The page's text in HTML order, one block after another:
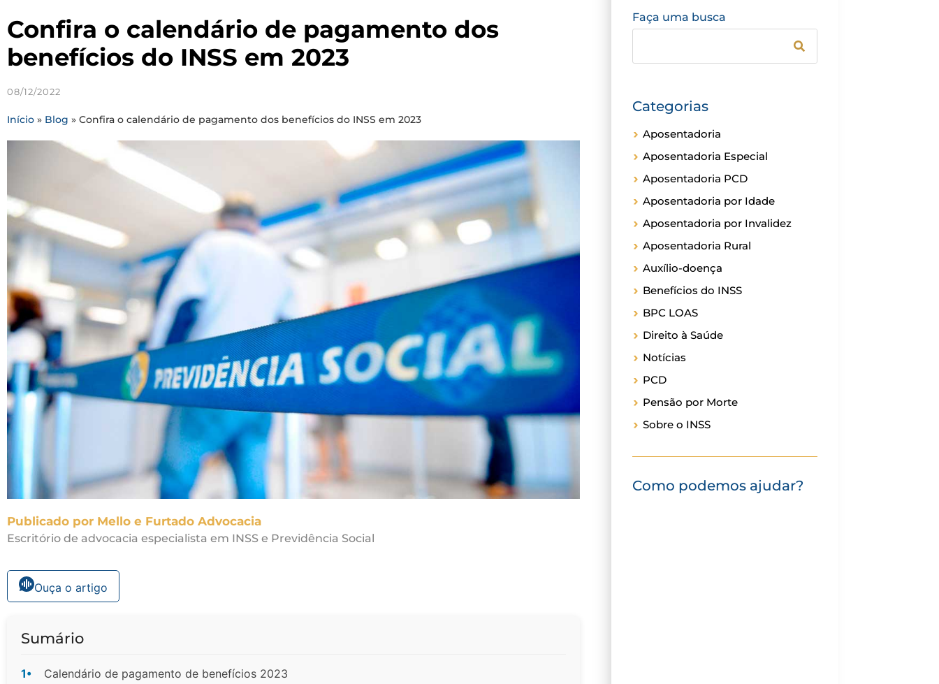
Confira o calendário de pagamento dos
benefícios do INSS em 2023
08/12/2022
Início » Blog » Confira o calendário de pagamento dos benefícios do INSS em 2023
Publicado por Mello e Furtado Advocacia
Escritório de advocacia especialista em INSS e Previdência Social
Ouça o artigo
Sumário
1•
Calendário de pagamento de benefícios 2023
Faça uma busca
Categorias
Aposentadoria
Aposentadoria Especial
Aposentadoria PCD
Aposentadoria por Idade
Aposentadoria por Invalidez
Aposentadoria Rural
Auxílio-doença
Benefícios do INSS
BPC LOAS
Direito à Saúde
Notícias
PCD
Pensão por Morte
Sobre o INSS
Como podemos ajudar?